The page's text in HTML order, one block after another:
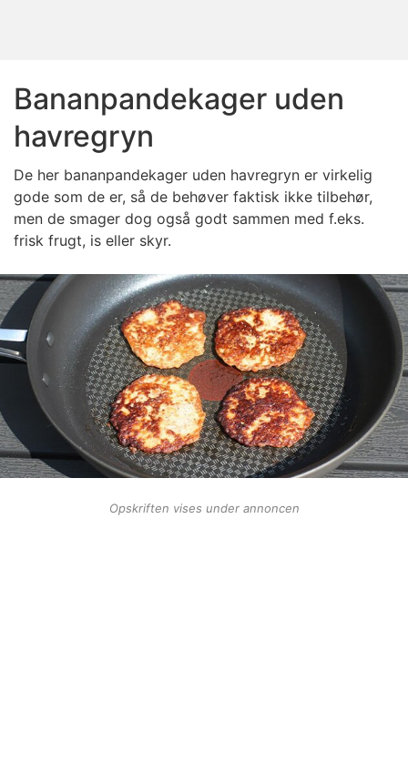
Bananpandekager uden
havregryn
De her bananpandekager uden havregryn er virkelig
gode som de er, så de behøver faktisk ikke tilbehør,
men de smager dog også godt sammen med f.eks.
frisk frugt, is eller skyr.
Opskriften vises under annoncen